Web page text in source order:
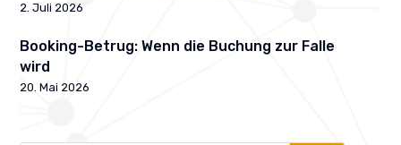
2. Juli 2026
Booking-Betrug: Wenn die Buchung zur Falle
wird
20. Mai 2026